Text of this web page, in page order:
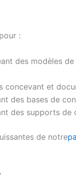
:
des modèles
concevant et
des bases de
des supports
de notre